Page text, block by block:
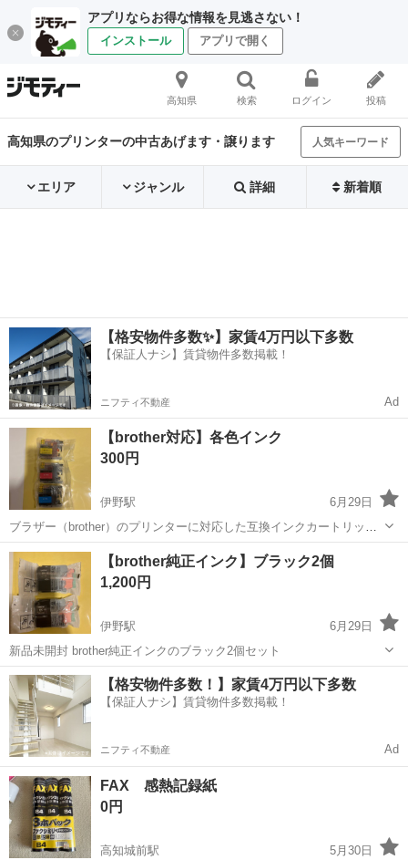
アプリならお得な情報を見逃さない！
インストール アプリで開く
高知県 検索 ログイン 投稿
高知県のプリンターの中古あげます・譲ります 人気キーワード
エリア ジャンル 詳細 新着順
【格安物件多数✨】家賃4万円以下多数
【保証人ナシ】賃貸物件多数掲載！
ニフティ不動産 Ad
【brother対応】各色インク
300円
伊野駅
6月29日
ブラザー（brother）のプリンターに対応した互換インクカートリッジ
です。 純正品ではなく「互換インク（サードパーティ製）」ですの
で、セットする際はプリンターに「純正品ではありません」と表示さ
れることがありますが、そのま...
高知 吾川郡 プリンター brother
【brother純正インク】ブラック2個
1,200円
伊野駅
6月29日
新品未開封 brother純正インクのブラック2個セット
高知 吾川郡 伊野駅 プリンター
【格安物件多数！】家賃4万円以下多数
【保証人ナシ】賃貸物件多数掲載！
ニフティ不動産 Ad
FAX 感熱記録紙
0円
高知城前駅
5月30日